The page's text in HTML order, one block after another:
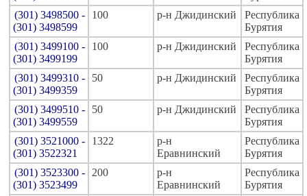
(301) 3498500 -
(301) 3498599
100 р-н Джидинский
Республика
Бурятия
(301) 3499100 -
(301) 3499199
100 р-н Джидинский
Республика
Бурятия
(301) 3499310 -
(301) 3499359
50 р-н Джидинский
Республика
Бурятия
(301) 3499510 -
(301) 3499559
50 р-н Джидинский
Республика
Бурятия
(301) 3521000 -
(301) 3522321
1322
р-н
Еравнинский
Республика
Бурятия
(301) 3523300 -
(301) 3523499
200
р-н
Еравнинский
Республика
Бурятия